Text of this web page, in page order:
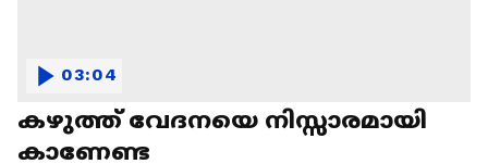
കഴുത്ത് വേദനയെ നിസ്സാരമായി
കാണേണ്ട
03:04